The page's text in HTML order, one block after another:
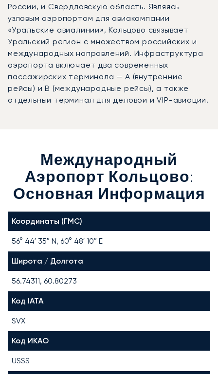
России, и Свердловскую область. Являясь
узловым аэропортом для авиакомпании
«Уральские авиалинии», Кольцово связывает
Уральский регион с множеством российских и
международных направлений. Инфраструктура
аэропорта включает два современных
пассажирских терминала — А (внутренние
рейсы) и B (международные рейсы), а также
отдельный терминал для деловой и VIP-авиации.
Международный
Аэропорт Кольцово:
Основная Информация
Координаты (ГМС)
56° 44′ 35″ N, 60° 48′ 10″ E
Широта / Долгота
56.74311, 60.80273
Код IATA
SVX
Код ИКАО
USSS